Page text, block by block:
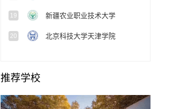
19 新疆农业职业技术大学
20 北京科技大学天津学院
推荐学校